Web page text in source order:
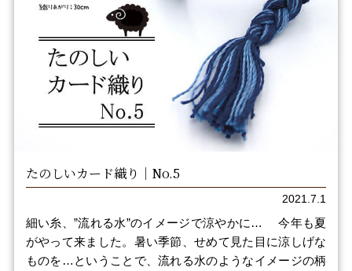
たのしいカード織り｜No.5
2021.7.1
細い糸、”流れる水”のイメージで涼やかに… 今年も夏
がやって来ました。暑い季節、せめて見た目に涼しげな
ものを…ということで、流れる水のようなイメージの柄